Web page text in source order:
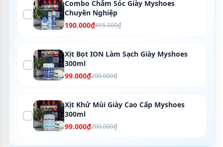
Combo Chăm Sóc Giày Myshoes
Chuyên Nghiệp
190.000₫455.000₫
Xịt Bọt ION Làm Sạch Giày Myshoes
300ml
99.000₫200.000₫
Xịt Khử Mùi Giày Cao Cấp Myshoes
300ml
99.000₫200.000₫